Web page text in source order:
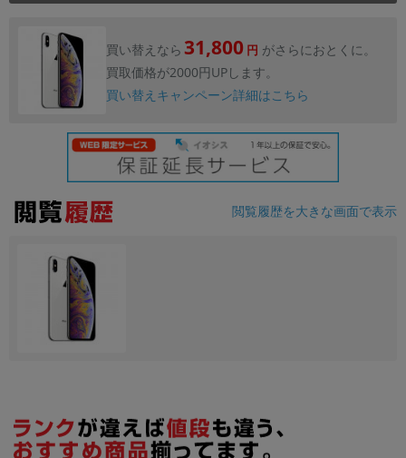
買い替えなら 31,800 円 がさらにおとくに。
買取価格が2000円UPします。
買い替えキャンペーン詳細はこちら
閲覧履歴を大きな画面で表示